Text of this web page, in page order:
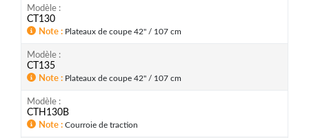
Modèle
CT130
Note Plateaux de coupe 42" / 107 cm
Modèle
CT135
Note Plateaux de coupe 42" / 107 cm
Modèle
CTH130B
Note Courroie de traction